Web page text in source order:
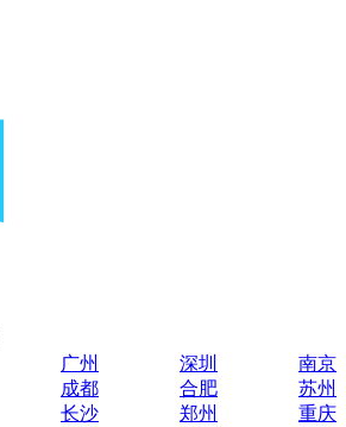
广州 深圳
南京
成都 合肥
苏州
长沙 郑州
重庆